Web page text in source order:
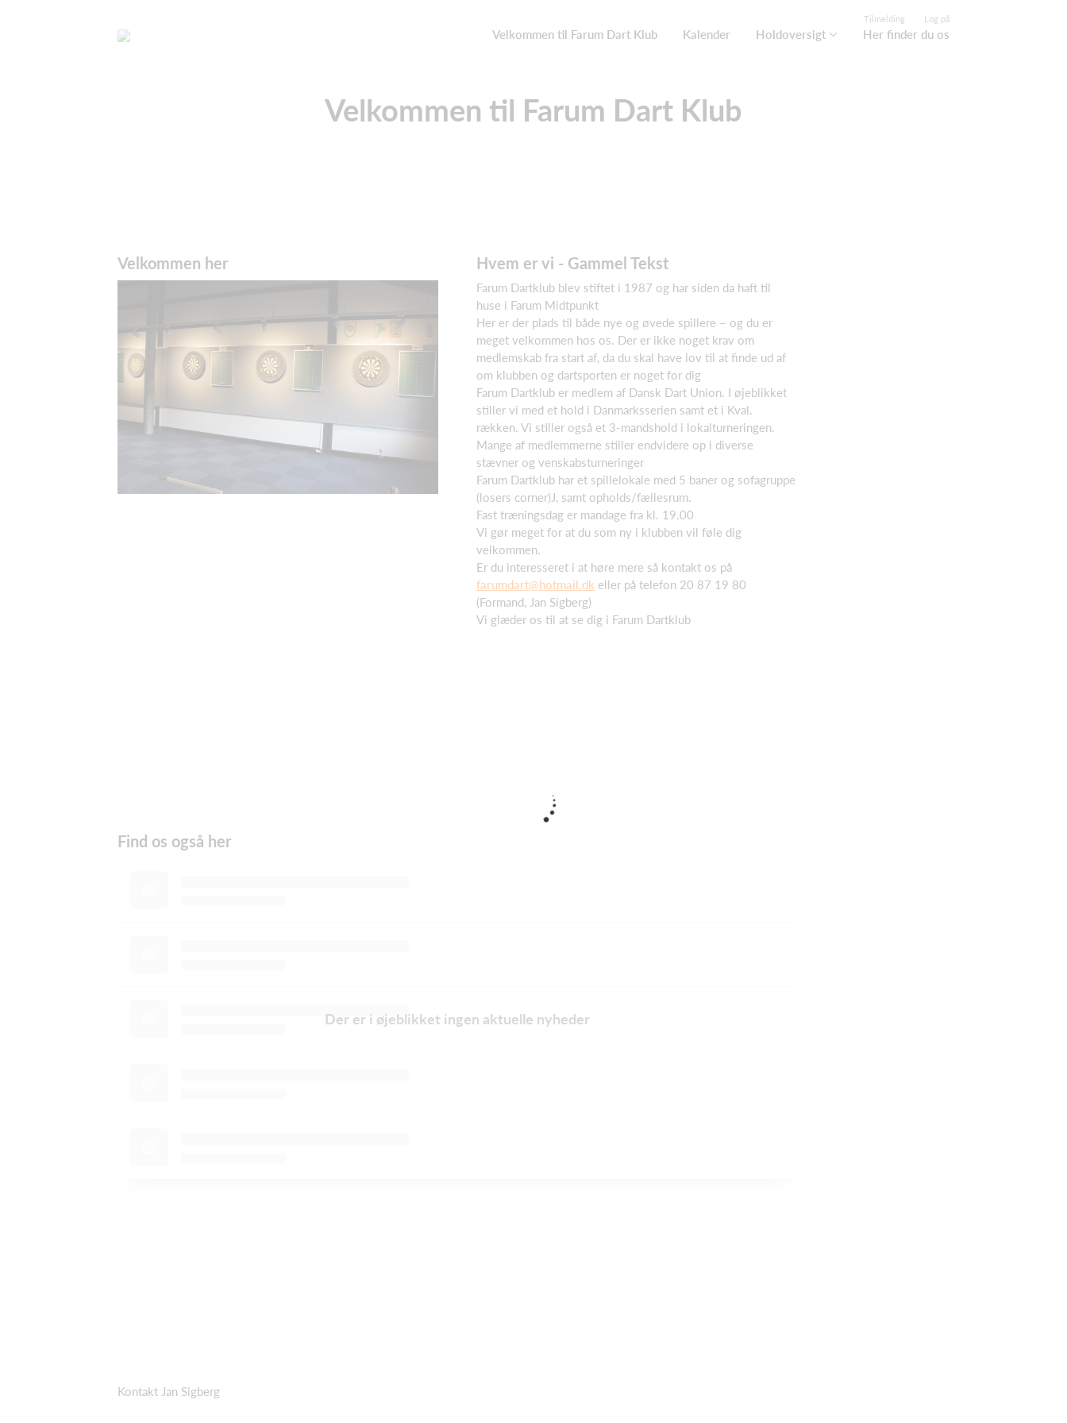
Tilmelding Log på
Velkommen til Farum Dart Klub Kalender Holdoversigt Her finder du os
Velkommen til Farum Dart Klub
Velkommen her Hvem er vi - Gammel Tekst
Farum Dartklub blev stiftet i 1987 og har siden da haft til
huse i Farum Midtpunkt
Her er der plads til både nye og øvede spillere – og du er
meget velkommen hos os. Der er ikke noget krav om
medlemskab fra start af, da du skal have lov til at finde ud af
om klubben og dartsporten er noget for dig
Farum Dartklub er medlem af Dansk Dart Union. I øjeblikket
stiller vi med et hold i Danmarksserien samt et i Kval.
rækken. Vi stiller også et 3-mandshold i lokalturneringen.
Mange af medlemmerne stiller endvidere op i diverse
stævner og venskabsturneringer
Farum Dartklub har et spillelokale med 5 baner og sofagruppe
(losers corner)J, samt opholds/fællesrum.
Fast træningsdag er mandage fra kl. 19.00
Vi gør meget for at du som ny i klubben vil føle dig
velkommen.
Er du interesseret i at høre mere så kontakt os på
farumdart@hotmail.dk eller på telefon 20 87 19 80
(Formand, Jan Sigberg)
Vi glæder os til at se dig i Farum Dartklub
Find os også her
Der er i øjeblikket ingen aktuelle nyheder
Kontakt Jan Sigberg